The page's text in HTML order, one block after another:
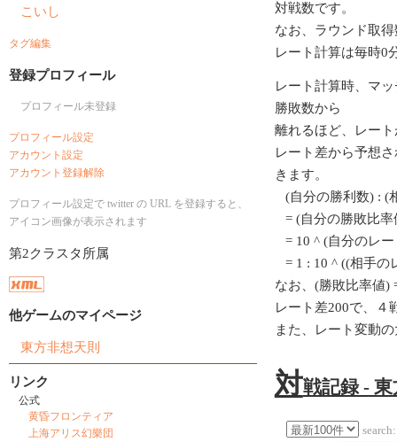
対戦数です。
なお、ラウンド取
レート計算は毎時0
レート計算時、マ
勝敗数から
離れるほど、レー
レート差から予想
きます。
(自分の勝利数) : (
= (自分の勝敗比率
= 10 ^ (自分のレー
= 1 : 10 ^ ((相手の
なお、(勝敗比率値)
レート差200で、４
また、レート変動
対戦記録 -
search:
こいし
タグ編集
登録プロフィール
プロフィール未登録
プロフィール設定
アカウント設定
アカウント登録解除
プロフィール設定で twitter の URL を登録すると、
アイコン画像が表示されます
第2クラスタ所属
他ゲームのマイページ
東方非想天則
リンク
公式
黄昏フロンティア
上海アリス幻樂団